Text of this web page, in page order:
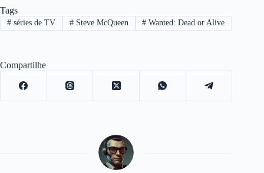
Tags
#séries de TV #Steve McQueen # Wanted: Dead or Alive
Compartilhe